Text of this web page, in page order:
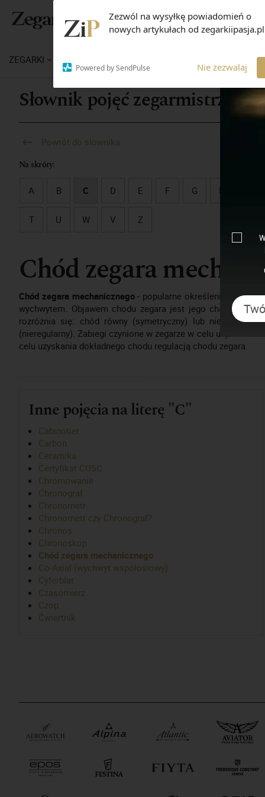
Zezwól na wysyłkę powiadomień o
nowych artykułach od
Powered by SendPulse Nie zezwalaj
ZEGARKI
Słownik pojęć
Powrót do słownika
Na skróty:
A B C D E F G H
T U W V Z
Chód zegara
Chód zegara mechanicznego- popularne określenie
wychwytem. Objawem chodu zegara jest jego
rozróżnia się: chód równy (symetryczny) lub nierówny
(nieregularny). Zabiegi czynione w zegarze w celu uzyskania
celu uzyskania dokładnego chodu regulacją chodu zegara.
Inne pojęcia na literę "C"
Cabinotier
Carbon
Ceramika
Certyfikat COSC
Chromowanie
Chronograf
Chronometr
Chronometr czy Chronograf?
Chronos
Chronoskop
Chód zegara mechanicznego
Co-Axial (wychwyt współosiowy)
Cyferblat
Czasomierz
Czop
Ćwiertnik